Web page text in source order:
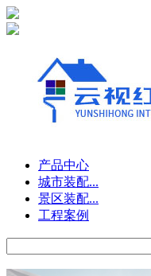
产品中心
城市装配...
景区装配...
工程案例